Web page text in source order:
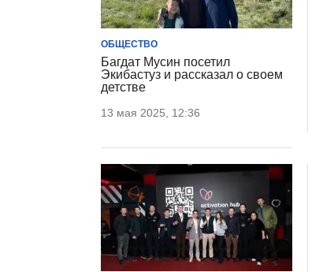
ОБЩЕСТВО
Багдат Мусин посетил
Экибастуз и рассказал о своем
детстве
13 мая 2025, 12:36